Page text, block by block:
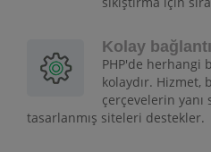
Kolay bağlantı
PHP'de herhangi
kolaydır. Hizmet,
çerçevelerin yanı
tasarlanmış siteleri destekler.